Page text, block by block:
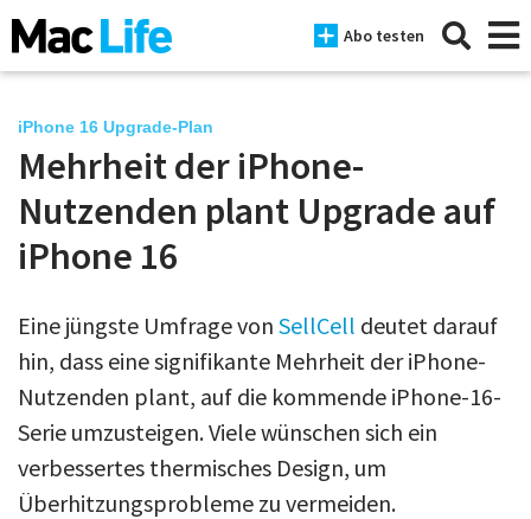
Abo testen
News
iPhone
iPad
Tests
Tipps
Magazine
iPhone 16 Upgrade-Plan
Mehrheit der iPhone-
Nutzenden plant Upgrade auf
iPhone 16
Eine jüngste Umfrage von SellCell deutet darauf
hin, dass eine signifikante Mehrheit der iPhone-
Nutzenden plant, auf die kommende iPhone-16-
Serie umzusteigen. Viele wünschen sich ein
verbessertes thermisches Design, um
Überhitzungsprobleme zu vermeiden.